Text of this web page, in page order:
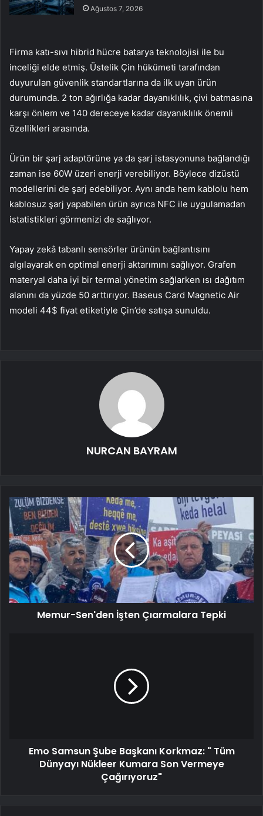
Ağustos 7, 2026
Firma katı-sıvı hibrid hücre batarya teknolojisi ile bu
inceliği elde etmiş. Üstelik Çin hükümeti tarafından
duyurulan güvenlik standartlarına da ilk uyan ürün
durumunda. 2 ton ağırlığa kadar dayanıklılık, çivi batmasına
karşı önlem ve 140 dereceye kadar dayanıklılık önemli
özellikleri arasında.
Ürün bir şarj adaptörüne ya da şarj istasyonuna bağlandığı
zaman ise 60W üzeri enerji verebiliyor. Böylece dizüstü
modellerini de şarj edebiliyor. Aynı anda hem kablolu hem
kablosuz şarj yapabilen ürün ayrıca NFC ile uygulamadan
istatistikleri görmenizi de sağlıyor.
Yapay zekâ tabanlı sensörler ürünün bağlantısını
algılayarak en optimal enerji aktarımını sağlıyor. Grafen
materyal daha iyi bir termal yönetim sağlarken ısı dağıtım
alanını da yüzde 50 arttırıyor. Baseus Card Magnetic Air
modeli 44$ fiyat etiketiyle Çin’de satışa sunuldu.
NURCAN BAYRAM
Memur-Sen'den İşten Çıarmalara Tepki
Emo Samsun Şube Başkanı Korkmaz: " Tüm
Dünyayı Nükleer Kumara Son Vermeye
Çağırıyoruz"